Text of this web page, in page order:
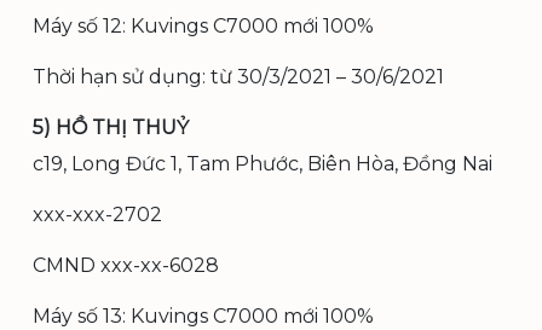
Máy số 12: Kuvings C7000 mới 100%
Thời hạn sử dụng: từ 30/3/2021 – 30/6/2021
5) HỒ THỊ THUỶ
c19, Long Đức 1, Tam Phước, Biên Hòa, Đồng Nai
xxx-xxx-2702
CMND xxx-xx-6028
Máy số 13: Kuvings C7000 mới 100%